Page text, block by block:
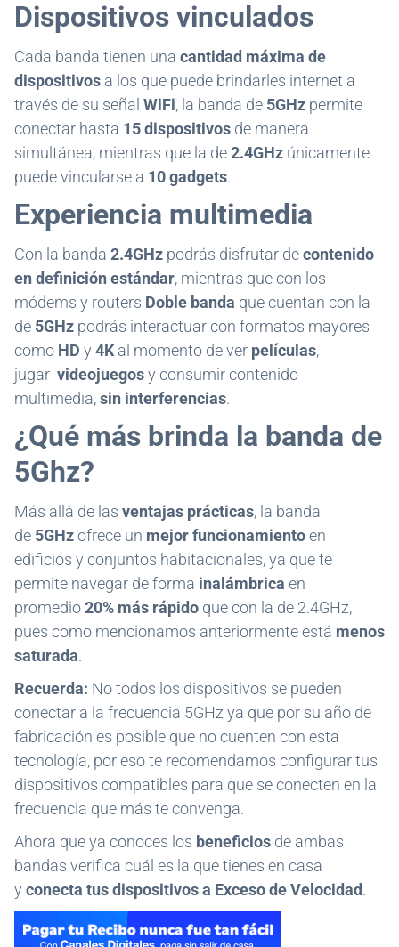
Dispositivos vinculados
Cada banda tienen una cantidad máxima de
dispositivos a los que puede brindarles internet a
través de su señal WiFi, la banda de 5GHz permite
conectar hasta 15 dispositivos de manera
simultánea, mientras que la de2.4GHz únicamente
puede vincularse a 10 gadgets.
Experiencia multimedia
Con la banda 2.4GHz podrás disfrutar decontenido
en definición estándar, mientras que con los
módems y routers Doble banda que cuentan con la
de 5GHz podrás interactuar con formatos mayores
como HD y 4K al momento de ver películas,
jugar videojuegosy consumir contenido
multimedia,sin interferencias.
¿Qué más brinda la banda de
5Ghz?
Más allá de las ventajas prácticas, la banda
de 5GHzofrece un mejor funcionamientoen
edificios y conjuntos habitacionales, ya que te
permite navegar de forma inalámbrica en
promedio20% más rápido que con la de 2.4GHz,
pues como mencionamos anteriormente está menos
saturada.
Recuerda: No todos los dispositivos se pueden
conectar a la frecuencia 5GHz ya que por su año de
fabricación es posible que no cuenten con esta
tecnología, por eso te recomendamos configurar tus
dispositivos compatibles para que se conecten en la
frecuencia que más te convenga.
Ahora que ya conoces los beneficios de ambas
bandas verifica cuál es la que tienes en casa
y conecta tus dispositivos a Exceso de Velocidad.